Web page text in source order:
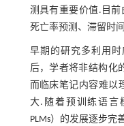
测具有重要价值.目前
死亡率预测、滞留时
早期的研究多利用
后，学者将非结构化
而临床笔记内容难以
大.随着预训练语言模
PLMs）的发展逐步完